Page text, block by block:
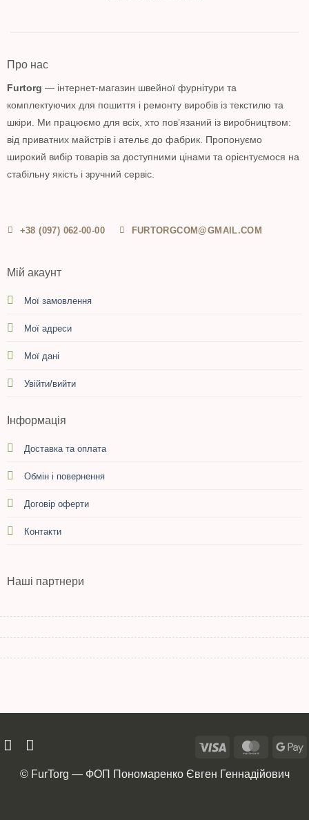
Про нас
Furtorg — інтернет-магазин швейної фурнітури та
комплектуючих для пошиття і ремонту виробів із текстилю та
шкіри. Ми працюємо для всіх, хто пов’язаний із виробництвом:
від приватних майстрів і ательє до фабрик. Пропонуємо
широкий вибір товарів за доступними цінами та орієнтуємося на
стабільну якість і зручний сервіс.
+38 (097) 062-00-00 FURTORGCOM@GMAIL.COM
Мій акаунт
Мої замовлення
Мої адреси
Мої дані
Увійти/вийти
Інформація
Доставка та оплата
Обмін і повернення
Договір оферти
Контакти
Наші партнери
© FurTorg — ФОП Пономаренко Євген Геннадійович